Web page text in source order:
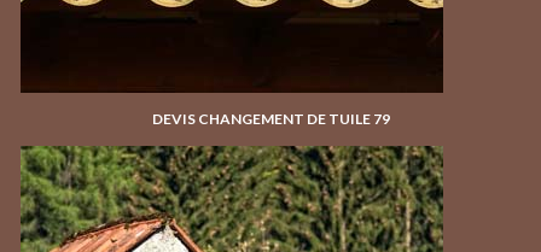
DEVIS CHANGEMENT DE TUILE 79